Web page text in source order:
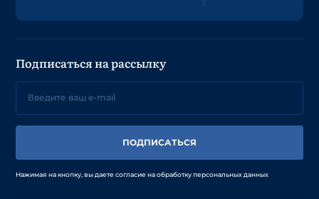
Подписаться на рассылку
ПОДПИСАТЬСЯ
Нажимая на кнопку, вы даете согласие на обработку персональных данных